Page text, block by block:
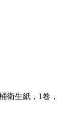
衛生紙，1卷，